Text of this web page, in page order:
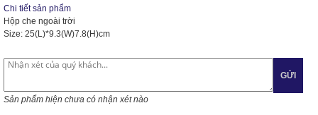
Chi tiết sản phẩm
Hộp che ngoài trời
Size: 25(L)*9.3(W)7.8(H)cm
GỬI
Sản phẩm hiện chưa có nhận xét nào